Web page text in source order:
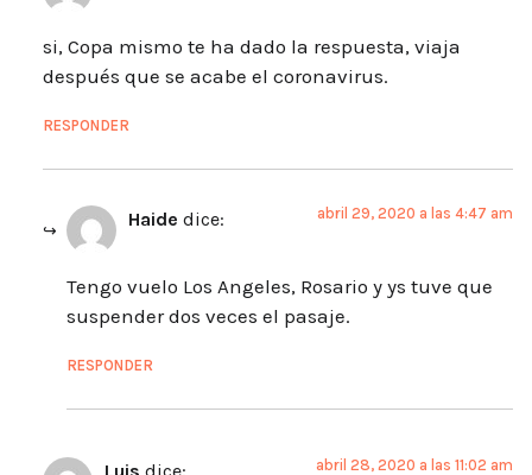
si, Copa mismo te ha dado la respuesta, viaja
después que se acabe el coronavirus.
RESPONDER
Haide dice: abril 29, 2020 a las 4:47 am
Tengo vuelo Los Angeles, Rosario y ys tuve que
suspender dos veces el pasaje.
RESPONDER
abril 28, 2020 a las 11:02 am